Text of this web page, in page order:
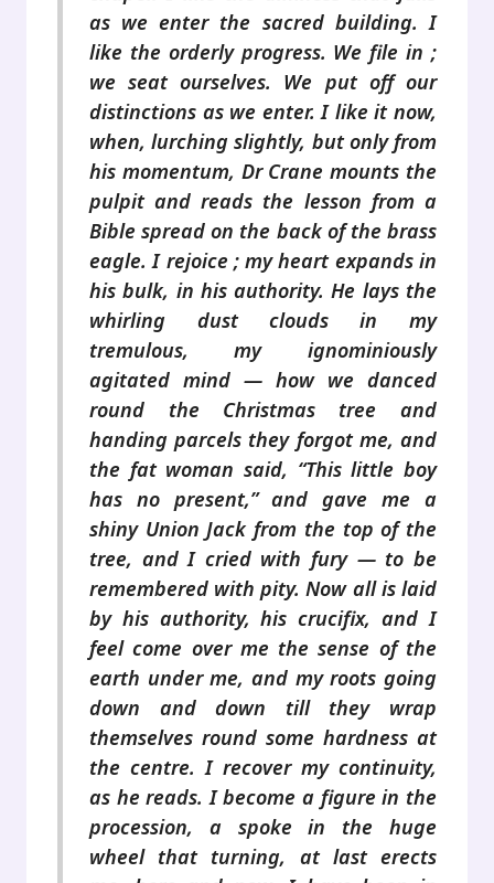
as we enter the sacred building. I
like the orderly progress. We file in ;
we seat ourselves. We put off our
distinctions as we enter. I like it now,
when, lurching slightly, but only from
his momentum, Dr Crane mounts the
pulpit and reads the lesson from a
Bible spread on the back of the brass
eagle. I rejoice ; my heart expands in
his bulk, in his authority. He lays the
whirling dust clouds in my
tremulous, my ignominiously
agitated mind — how we danced
round the Christmas tree and
handing parcels they forgot me, and
the fat woman said, “This little boy
has no present,” and gave me a
shiny Union Jack from the top of the
tree, and I cried with fury — to be
remembered with pity. Now all is laid
by his authority, his crucifix, and I
feel come over me the sense of the
earth under me, and my roots going
down and down till they wrap
themselves round some hardness at
the centre. I recover my continuity,
as he reads. I become a figure in the
procession, a spoke in the huge
wheel that turning, at last erects